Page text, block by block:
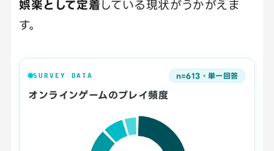
娯楽として定着している現状がうかがえま
す。
SURVEY DATA n=613・単一回答
オンラインゲームのプレイ頻度